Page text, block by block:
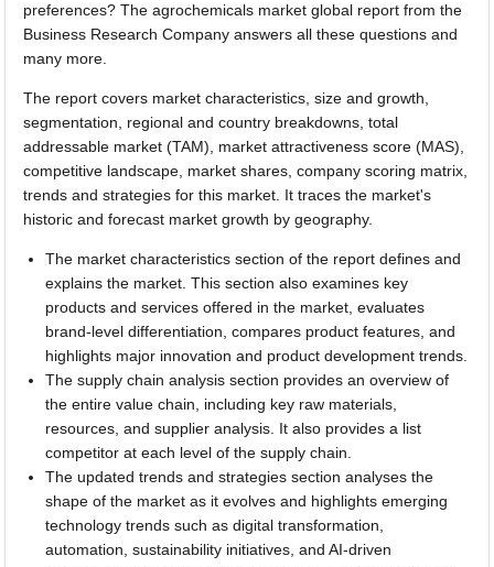
preferences? The agrochemicals market global report from the
Business Research Company answers all these questions and
many more.
The report covers market characteristics, size and growth,
segmentation, regional and country breakdowns, total
addressable market (TAM), market attractiveness score (MAS),
competitive landscape, market shares, company scoring matrix,
trends and strategies for this market. It traces the market's
historic and forecast market growth by geography.
The market characteristics section of the report defines and
explains the market. This section also examines key
products and services offered in the market, evaluates
brand-level differentiation, compares product features, and
highlights major innovation and product development trends.
The supply chain analysis section provides an overview of
the entire value chain, including key raw materials,
resources, and supplier analysis. It also provides a list
competitor at each level of the supply chain.
The updated trends and strategies section analyses the
shape of the market as it evolves and highlights emerging
technology trends such as digital transformation,
automation, sustainability initiatives, and AI-driven